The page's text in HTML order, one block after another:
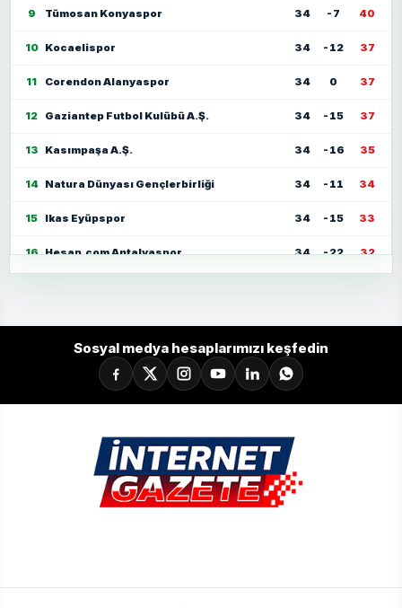
9 Tümosan Konyaspor 34 -7 40
10 Kocaelispor 34 -12 37
11 Corendon Alanyaspor 34 0 37
12 Gaziantep Futbol Kulübü A.Ş. 34 -15 37
13 Kasımpaşa A.Ş. 34 -16 35
14 Natura Dünyası Gençlerbirliği 34 -11 34
15 Ikas Eyüpspor 34 -15 33
16 Hesap.com Antalyaspor 34 -22 32
Sosyal medya hesaplarımızı keşfedin